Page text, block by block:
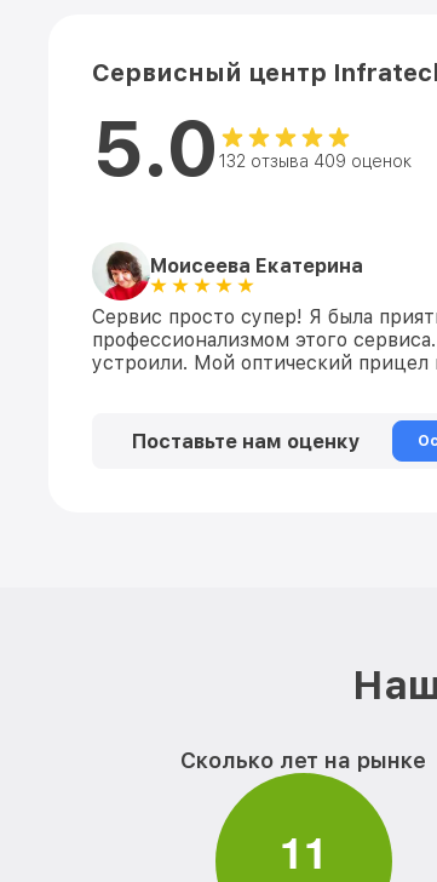
Сервисный центр
5.0 132 отзыва 409 оценок
Моисеева Екатерина
Сервис просто супер! Я была
профессионализмом этого
устроили. Мой оптический прицел
Поставьте нам оценку
Сколько лет на рынке
11